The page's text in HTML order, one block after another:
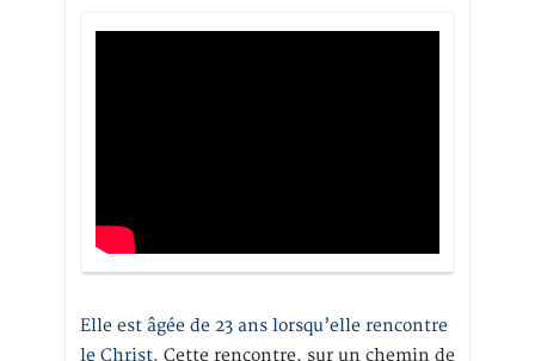
Elle est âgée de 23 ans lorsqu’elle rencontre
le Christ. Cette rencontre, sur un chemin de